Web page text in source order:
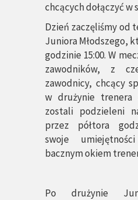
chcących dołączyć w
Dzień zaczęliśmy od
Juniora Młodszego,
godzinie 15:00. W
zawodników, z
zawodnicy, chcący
w drużynie trenera
zostali podzieleni
przez półtora
swoje
bacznym okiem
Po drużynie